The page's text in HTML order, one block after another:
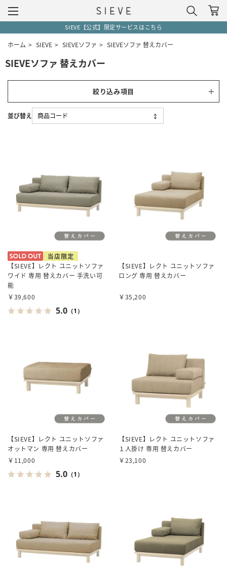
SIEVE【公式】限定サービスはこちら
ホーム > SIEVE > SIEVEソファ > SIEVEソファ 替えカバー
SIEVEソファ 替えカバー
絞り込み項目
【SIEVE】レクト ユニットソファ
ワイド 専用 替えカバー 手洗い可
能
￥39,600
5.0 （1）
【SIEVE】レクト ユニットソファ
ロング 専用 替えカバー
￥35,200
【SIEVE】レクト ユニットソファ
オットマン 専用 替えカバー
￥11,000
5.0 （1）
【SIEVE】レクト ユニットソファ
１人掛け 専用 替えカバー
￥23,100